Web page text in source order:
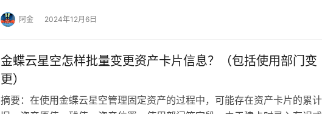
阿金 2024年12月6日
金蝶云星空怎样批量变更资产卡片信息？（包括使用部门变
更）
摘要：在使用金蝶云星空管理固定资产的过程中，可能存在资产卡片的累